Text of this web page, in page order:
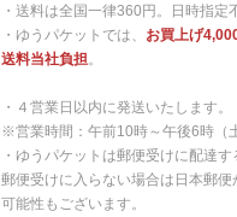
・送料は全国一律360円。日時指定
・ゆうパケットでは、 お買上げ
送料当社負担 。
・４営業日以内に発送いたします。
※営業時間：午前10時～午後6時（
・ゆうパケットは郵便受けに配達
郵便受けに入らない場合は日本郵便
可能性もございます。